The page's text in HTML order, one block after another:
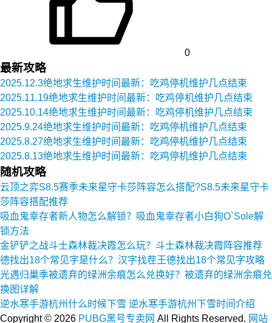
0
最新攻略
2025.12.3绝地求生维护时间最新：吃鸡停机维护几点结束
2025.11.19绝地求生维护时间最新：吃鸡停机维护几点结束
2025.10.14绝地求生维护时间最新：吃鸡停机维护几点结束
2025.9.24绝地求生维护时间最新：吃鸡停机维护几点结束
2025.8.27绝地求生维护时间最新：吃鸡停机维护几点结束
2025.8.13绝地求生维护时间最新：吃鸡停机维护几点结束
随机攻略
云顶之弈S8.5赛季未来星守卡莎阵容怎么搭配?S8.5未来星守卡
莎阵容搭配推荐
吸血鬼幸存者新人物怎么解锁？吸血鬼幸存者小白狗O`Sole解
锁方法
金铲铲之战斗士森林裁决霞怎么玩？斗士森林裁决霞阵容推荐
德找出18个常见字是什么？汉字找茬王德找出18个常见字攻略
光遇归巢季被遗弃的绿洲余痕怎么兑换好？被遗弃的绿洲余痕兑
换图详解
逆水寒手游杭州什么时候下雪 逆水寒手游杭州下雪时间介绍
Copyright © 2026 PUBG黑号专卖网 All Rights Reserved. 网站